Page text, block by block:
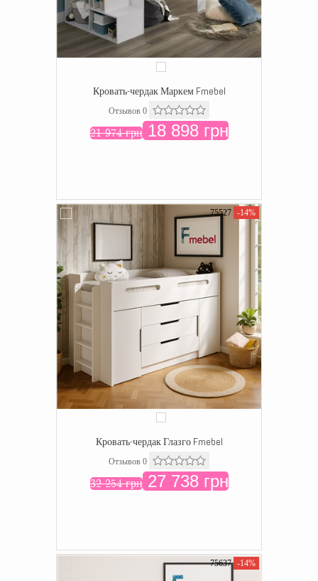
Кровать-чердак Маркем Fmebel
Отзывов 0
21 974 грн18 898 грн
75527 -14%
Кровать-чердак Глазго Fmebel
Отзывов 0
32 254 грн27 738 грн
75637 -14%